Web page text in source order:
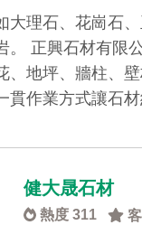
大理石、花崗石
。 正興石材有限
、地坪、牆柱、
貫作業方式讓石
健大晟石材
熱度 311